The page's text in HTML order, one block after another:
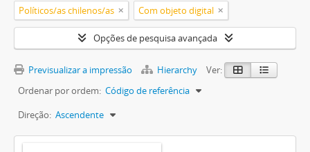
Políticos/as chilenos/as Com objeto digital
Opções de pesquisa avançada
Previsualizar a impressão Hierarchy
Ver:
Ordenar por ordem: Código de referência
Direção: Ascendente